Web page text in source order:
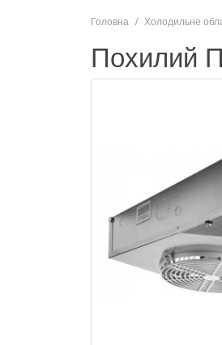
Головна Холодильне
Похилий